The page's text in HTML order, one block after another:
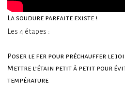
La soudure parfaite existe !
Les 4 étapes :
Poser le fer pour préchauffer le
Mettre l’étain petit à petit pour
température